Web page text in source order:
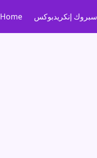
Home سبروك إنكريدبوكس